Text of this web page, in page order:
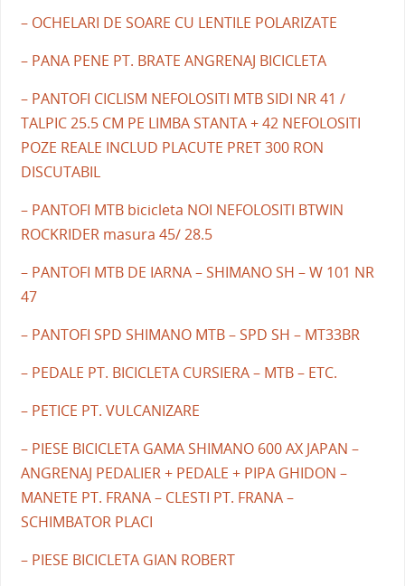
– OCHELARI DE SOARE CU LENTILE POLARIZATE
– PANA PENE PT. BRATE ANGRENAJ BICICLETA
– PANTOFI CICLISM NEFOLOSITI MTB SIDI NR 41 /
TALPIC 25.5 CM PE LIMBA STANTA + 42 NEFOLOSITI
POZE REALE INCLUD PLACUTE PRET 300 RON
DISCUTABIL
– PANTOFI MTB bicicleta NOI NEFOLOSITI BTWIN
ROCKRIDER masura 45/ 28.5
– PANTOFI MTB DE IARNA – SHIMANO SH – W 101 NR
47
– PANTOFI SPD SHIMANO MTB – SPD SH – MT33BR
– PEDALE PT. BICICLETA CURSIERA – MTB – ETC.
– PETICE PT. VULCANIZARE
– PIESE BICICLETA GAMA SHIMANO 600 AX JAPAN –
ANGRENAJ PEDALIER + PEDALE + PIPA GHIDON –
MANETE PT. FRANA – CLESTI PT. FRANA –
SCHIMBATOR PLACI
– PIESE BICICLETA GIAN ROBERT